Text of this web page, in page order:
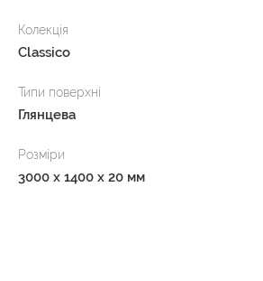
Колекція
Classico
Типи поверхні
Глянцева
Розміри
3000 x 1400 x 20 мм